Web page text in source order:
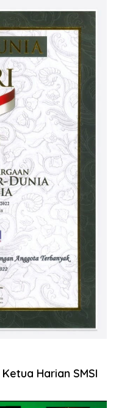
Harian SMSI